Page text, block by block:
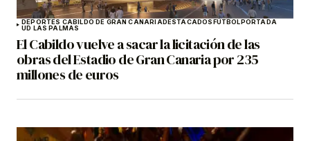
DEPORTES CABILDO DE GRAN CANARIADESTACADOSFÚTBOLPORTADA
UD LAS PALMAS
El Cabildo vuelve a sacar la licitación de las
obras del Estadio de Gran Canaria por 235
millones de euros